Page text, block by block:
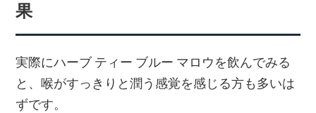
果
実際にハーブ ティー ブルー マロウを飲んでみる
と、喉がすっきりと潤う感覚を感じる方も多いは
ずです。